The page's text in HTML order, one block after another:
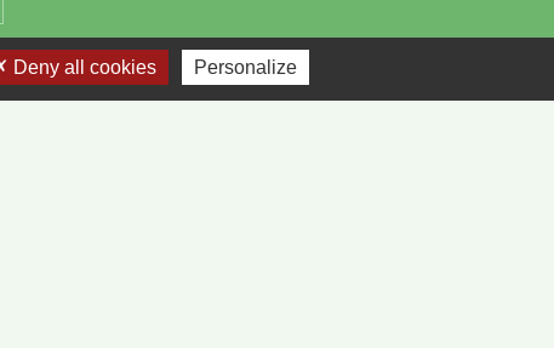
Deny all cookies Personalize